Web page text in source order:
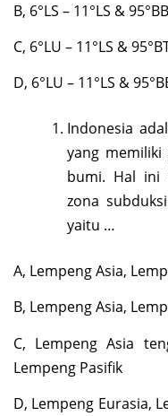
B, 6°LS – 11°LS &
C, 6°LU – 11°LS &
D, 6°LU – 11°LS &
Indonesia
yang
bumi. Hal ini
zona
yaitu …
A, Lempeng Asia,
B, Lempeng Asia,
C, Lempeng Asia
Lempeng Pasifik
D, Lempeng Eurasia,